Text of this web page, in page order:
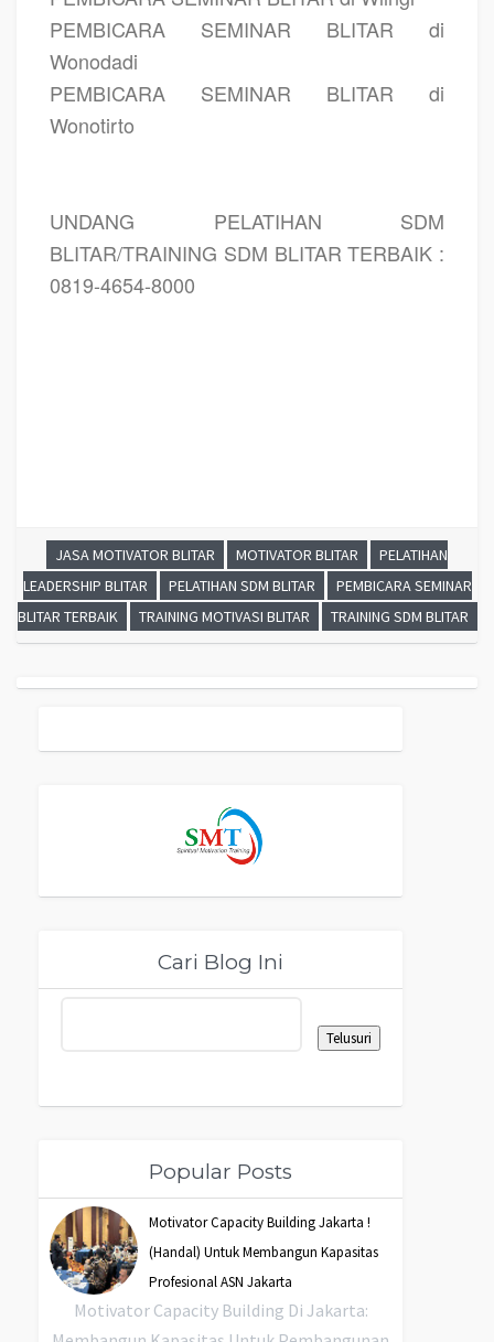
PEMBICARA SEMINAR BLITAR di
Wonodadi
PEMBICARA SEMINAR BLITAR di
Wonotirto
UNDANG PELATIHAN SDM
BLITAR/TRAINING SDM BLITAR TERBAIK :
0819-4654-8000
JASA MOTIVATOR BLITAR MOTIVATOR BLITAR
PELATIHAN
LEADERSHIP BLITAR
PELATIHAN SDM BLITAR
PEMBICARA SEMINAR
BLITAR TERBAIK
TRAINING MOTIVASI BLITAR TRAINING SDM BLITAR
Cari Blog Ini
Popular Posts
Motivator Capacity Building Jakarta !
(Handal) Untuk Membangun Kapasitas
Profesional ASN Jakarta
Motivator Capacity Building Di Jakarta: